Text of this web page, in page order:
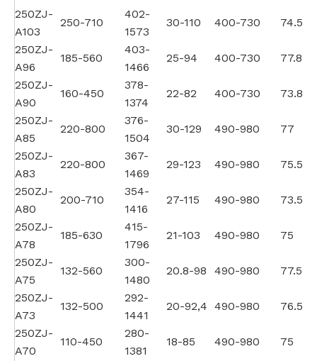
250ZJ-
A103
250-710
402-
1573
30-110 400-730
74.5
250ZJ-
A96
185-560
403-
1466
25-94 400-730
77.8
250ZJ-
A90
160-450
378-
1374
22-82 400-730
73.8
250ZJ-
A85
220-800
376-
1504
30-129 490-980
77
250ZJ-
A83
220-800
367-
1469
29-123 490-980
75.5
250ZJ-
A80
200-710
354-
1416
27-115 490-980
73.5
250ZJ-
A78
185-630
415-
1796
21-103 490-980
75
250ZJ-
A75
132-560
300-
1480
20.8-98 490-980
77.5
250ZJ-
A73
132-500
292-
1441
20-92,4 490-980
76.5
250ZJ-
A70
110-450
280-
1381
18-85 490-980
75